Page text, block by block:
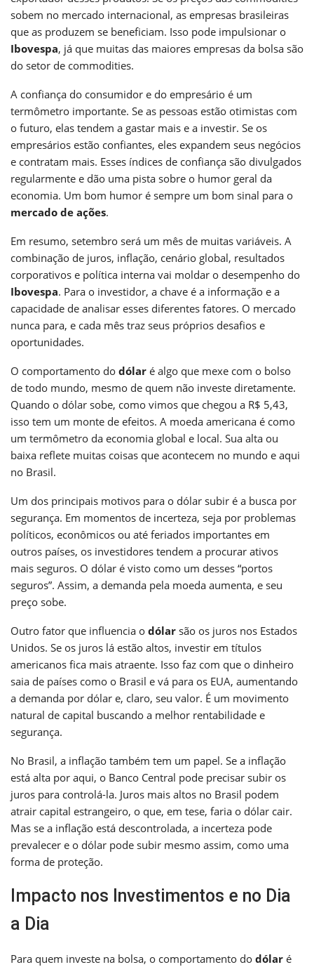
sobem no mercado internacional, as empresas brasileiras
que as produzem se beneficiam. Isso pode impulsionar o
Ibovespa, já que muitas das maiores empresas da bolsa são
do setor de commodities.
A confiança do consumidor e do empresário é um
termômetro importante. Se as pessoas estão otimistas com
o futuro, elas tendem a gastar mais e a investir. Se os
empresários estão confiantes, eles expandem seus negócios
e contratam mais. Esses índices de confiança são divulgados
regularmente e dão uma pista sobre o humor geral da
economia. Um bom humor é sempre um bom sinal para o
mercado de ações.
Em resumo, setembro será um mês de muitas variáveis. A
combinação de juros, inflação, cenário global, resultados
corporativos e política interna vai moldar o desempenho do
Ibovespa. Para o investidor, a chave é a informação e a
capacidade de analisar esses diferentes fatores. O mercado
nunca para, e cada mês traz seus próprios desafios e
oportunidades.
O comportamento do dólar é algo que mexe com o bolso
de todo mundo, mesmo de quem não investe diretamente.
Quando o dólar sobe, como vimos que chegou a R$ 5,43,
isso tem um monte de efeitos. A moeda americana é como
um termômetro da economia global e local. Sua alta ou
baixa reflete muitas coisas que acontecem no mundo e aqui
no Brasil.
Um dos principais motivos para o dólar subir é a busca por
segurança. Em momentos de incerteza, seja por problemas
políticos, econômicos ou até feriados importantes em
outros países, os investidores tendem a procurar ativos
mais seguros. O dólar é visto como um desses “portos
seguros”. Assim, a demanda pela moeda aumenta, e seu
preço sobe.
Outro fator que influencia o dólar são os juros nos Estados
Unidos. Se os juros lá estão altos, investir em títulos
americanos fica mais atraente. Isso faz com que o dinheiro
saia de países como o Brasil e vá para os EUA, aumentando
a demanda por dólar e, claro, seu valor. É um movimento
natural de capital buscando a melhor rentabilidade e
segurança.
No Brasil, a inflação também tem um papel. Se a inflação
está alta por aqui, o Banco Central pode precisar subir os
juros para controlá-la. Juros mais altos no Brasil podem
atrair capital estrangeiro, o que, em tese, faria o dólar cair.
Mas se a inflação está descontrolada, a incerteza pode
prevalecer e o dólar pode subir mesmo assim, como uma
forma de proteção.
Impacto nos Investimentos e no Dia
a Dia
Para quem investe na bolsa, o comportamento do dólar é